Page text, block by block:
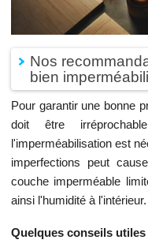
Nos
bien
Pour garantir une bonne
doit être
l'imperméabilisation est
imperfections peut
couche imperméable
ainsi l'humidité à l'intérieur.
Quelques conseils utiles